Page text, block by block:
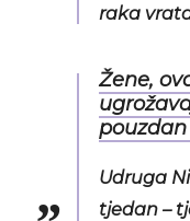
raka
Žene,
Udruga
tjedan –